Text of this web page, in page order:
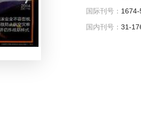
国际刊号：
国内刊号： 31-